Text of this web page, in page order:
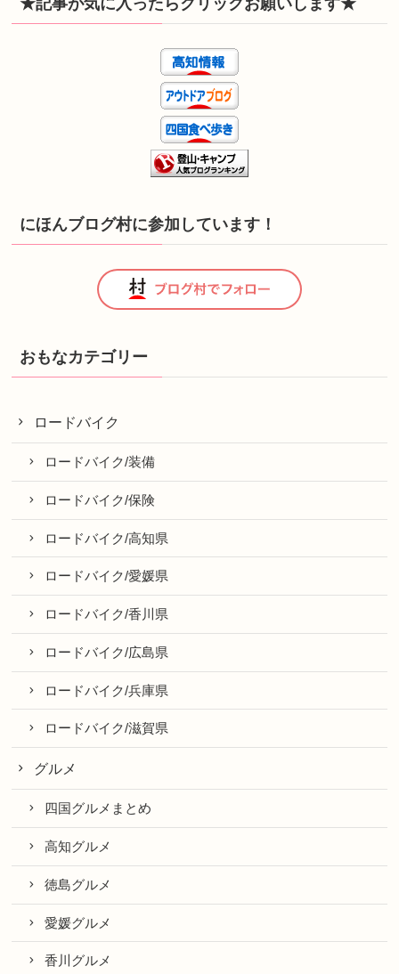
★記事が気に入ったらクリックお願いします★
にほんブログ村に参加しています！
おもなカテゴリー
ロードバイク
ロードバイク/装備
ロードバイク/保険
ロードバイク/高知県
ロードバイク/愛媛県
ロードバイク/香川県
ロードバイク/広島県
ロードバイク/兵庫県
ロードバイク/滋賀県
グルメ
四国グルメまとめ
高知グルメ
徳島グルメ
愛媛グルメ
香川グルメ